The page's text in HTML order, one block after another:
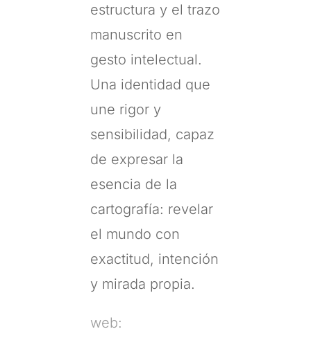
estructura y el trazo
manuscrito en
gesto intelectual.
Una identidad que
une rigor y
sensibilidad, capaz
de expresar la
esencia de la
cartografía: revelar
el mundo con
exactitud, intención
y mirada propia.
web: